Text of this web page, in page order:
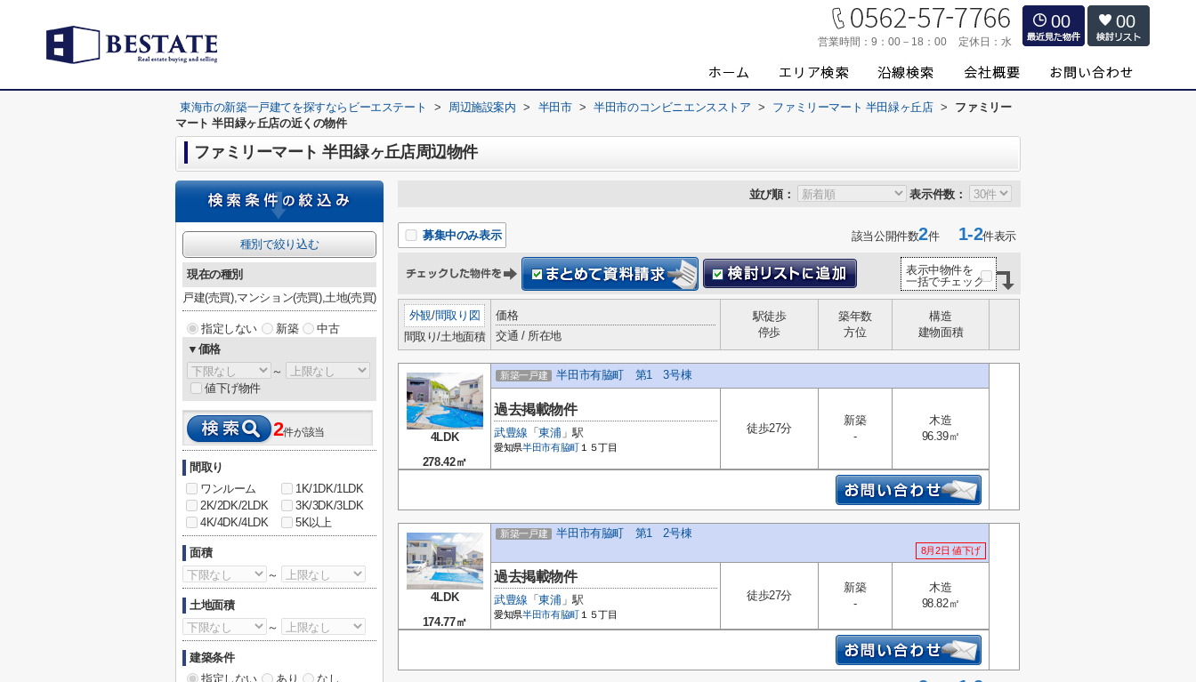
営業時間： 9：00－18：00 定休日： 水
00 00
東海市の新築一戸建てを探すならビーエステート > 周辺施設案内 > 半田市 > 半田市のコンビニエンスストア > ファミリーマート 半田緑ヶ丘店 >
ファミリー
マート 半田緑ヶ丘店の近くの物件
ファミリーマート 半田緑ヶ丘店周辺物件
並び順： 表示件数：
募集中のみ表示 該当公開件数2件1-2件表示
表示中物件を
一括でチェック
外観/間取り図
間取り/土地面積
価格
交通 / 所在地
駅徒歩
停歩
築年数
方位
構造
建物面積
4LDK
278.42㎡
新築一戸建 半田市有脇町 第1 3号棟
過去掲載物件
武豊線 「東浦」駅
愛知県半田市有脇町 １５丁目
徒歩27分
新築
-
木造
96.39㎡
4LDK
174.77㎡
新築一戸建 半田市有脇町 第1 2号棟
8月2日 値下げ
過去掲載物件
武豊線 「東浦」駅
愛知県半田市有脇町 １５丁目
徒歩27分
新築
-
木造
98.82㎡
種別で絞り込む
現在の種別
戸建(売買),マンション(売買),土地(売買)
指定しない 新築
中古
▼価格
～
値下げ物件
2件が該当
間取り
ワンルーム
1K/1DK/1LDK
2K/2DK/2LDK
3K/3DK/3LDK
4K/4DK/4LDK
5K以上
面積
～
土地面積
～
建築条件
指定しない
あり なし